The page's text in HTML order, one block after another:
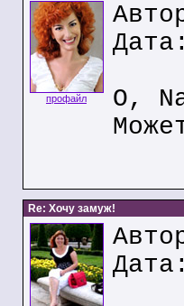
профайл
О,
Re: Хочу замуж!